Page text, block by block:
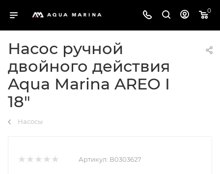
0
Насос ручной
двойного действия
Aqua Marina AREO I
18"
Насосы
Артикул: B0303627